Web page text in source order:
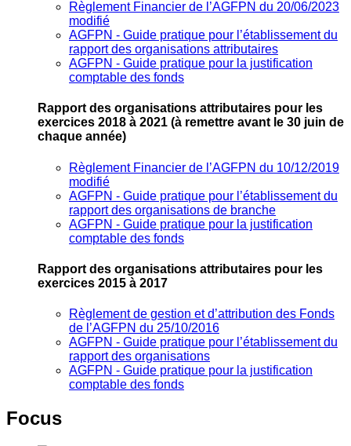
Règlement Financier de l’AGFPN du 20/06/2023
modifié
AGFPN ‐ Guide pratique pour l’établissement du
rapport des organisations attributaires
AGFPN ‐ Guide pratique pour la justification
comptable des fonds
Rapport des organisations attributaires pour les
exercices 2018 à 2021 (à remettre avant le 30 juin de
chaque année)
Règlement Financier de l’AGFPN du 10/12/2019
modifié
AGFPN ‐ Guide pratique pour l’établissement du
rapport des organisations de branche
AGFPN ‐ Guide pratique pour la justification
comptable des fonds
Rapport des organisations attributaires pour les
exercices 2015 à 2017
Règlement de gestion et d’attribution des Fonds
de l’AGFPN du 25/10/2016
AGFPN ‐ Guide pratique pour l’établissement du
rapport des organisations
AGFPN ‐ Guide pratique pour la justification
comptable des fonds
Focus